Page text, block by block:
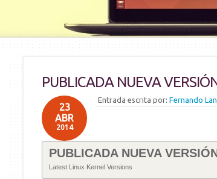
PUBLICADA NUEVA
Entrada escrita por: Fernando
23
ABR
2014
PUBLICADA NUEVA
Latest Linux Kernel Versions